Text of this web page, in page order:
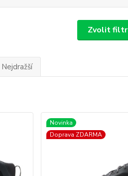
Zvolit filtr
Nejdražší
Novinka
Doprava ZDARMA